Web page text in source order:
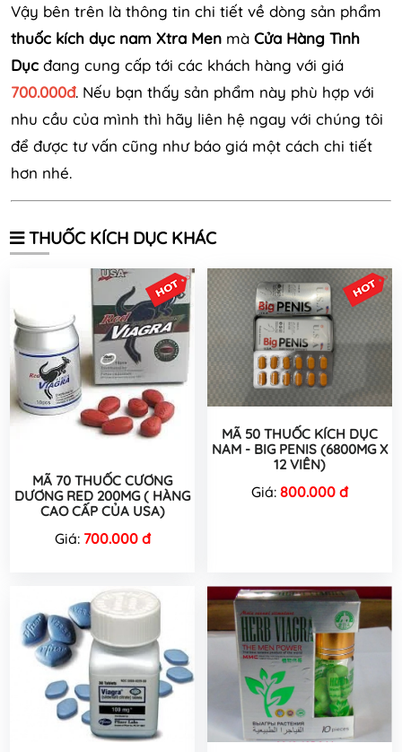
Vậy bên trên là thông tin chi tiết về dòng sản phẩm
thuốc kích dục nam Xtra Men mà Cửa Hàng Tình
Dục đang cung cấp tới các khách hàng với giá
700.000đ. Nếu bạn thấy sản phẩm này phù hợp với
nhu cầu của mình thì hãy liên hệ ngay với chúng tôi
để được tư vấn cũng như báo giá một cách chi tiết
hơn nhé.
THUỐC KÍCH DỤC KHÁC
MÃ 70 THUỐC CƯƠNG
DƯƠNG RED 200MG ( HÀNG
CAO CẤP CỦA USA)
Giá: 700.000 đ
MÃ 50 THUỐC KÍCH DỤC
NAM - BIG PENIS (6800MG X
12 VIÊN)
Giá: 800.000 đ